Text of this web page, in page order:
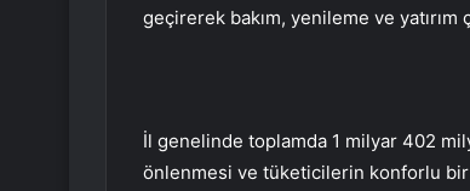
geçirerek bakım, yenileme ve yatırım
İl genelinde toplamda 1 milyar 402
önlenmesi ve tüketicilerin konforlu bir